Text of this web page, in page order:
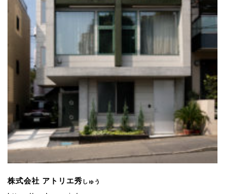
株式会社 アトリエ秀 しゅう